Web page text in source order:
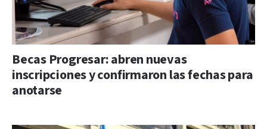
Becas Progresar: abren nuevas
inscripciones y confirmaron las fechas para
anotarse